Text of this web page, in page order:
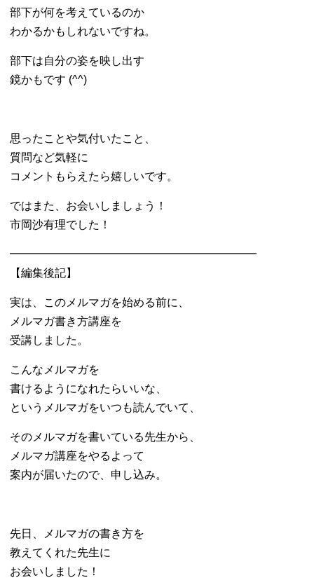
部下が何を考えているのか
わかるかもしれないですね。
部下は自分の姿を映し出す
鏡かもです (^^)
思ったことや気付いたこと、
質問など気軽に
コメントもらえたら嬉しいです。
ではまた、お会いしましょう！
市岡沙有理でした！
━━━━━━━━━━━━━━━━━━━━━━
【編集後記】
実は、このメルマガを始める前に、
メルマガ書き方講座を
受講しました。
こんなメルマガを
書けるようになれたらいいな、
というメルマガをいつも読んでいて、
そのメルマガを書いている先生から、
メルマガ講座をやるよって
案内が届いたので、申し込み。
先日、メルマガの書き方を
教えてくれた先生に
お会いしました！